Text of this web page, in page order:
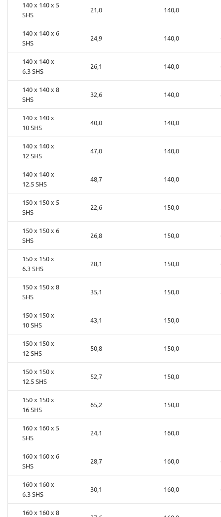
140 x 140 x 5
SHS
21,0 140,0
140 x 140 x 6
SHS
24,9 140,0
140 x 140 x
6.3 SHS
26,1 140,0
140 x 140 x 8
SHS
32,6 140,0
140 x 140 x
10 SHS
40,0 140,0
140 x 140 x
12 SHS
47,0 140,0
140 x 140 x
12.5 SHS
48,7 140,0
150 x 150 x 5
SHS
22,6 150,0
150 x 150 x 6
SHS
26,8 150,0
150 x 150 x
6.3 SHS
28,1 150,0
150 x 150 x 8
SHS
35,1 150,0
150 x 150 x
10 SHS
43,1 150,0
150 x 150 x
12 SHS
50,8 150,0
150 x 150 x
12.5 SHS
52,7 150,0
150 x 150 x
16 SHS
65,2 150,0
160 x 160 x 5
SHS
24,1 160,0
160 x 160 x 6
SHS
28,7 160,0
160 x 160 x
6.3 SHS
30,1 160,0
160 x 160 x 8